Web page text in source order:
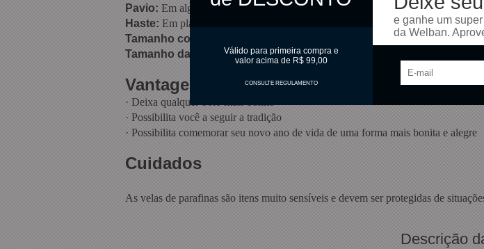
Válido para primeira compra e
valor acima de R$ 99,00
CONSULTE REGULAMENTO
e ganhe um
da Welban.
Pavio:Em algodão
Haste:Em plástico
Tamanho com haste:
Tamanho da vela:
4,5 cm
Vantagens
·Deixa qualquer bolo mais bonito
·Possibilita você a seguir a tradição
·Possibilita comemorar seu novo ano de vida de uma forma mais bonita e alegre
Cuidados
As velas de parafinas são itens muito sensíveis e devem ser protegidas de
Descrição